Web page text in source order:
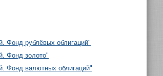
Фонд рублёвых облигаций"
Фонд золото"
Фонд валютных облигаций"